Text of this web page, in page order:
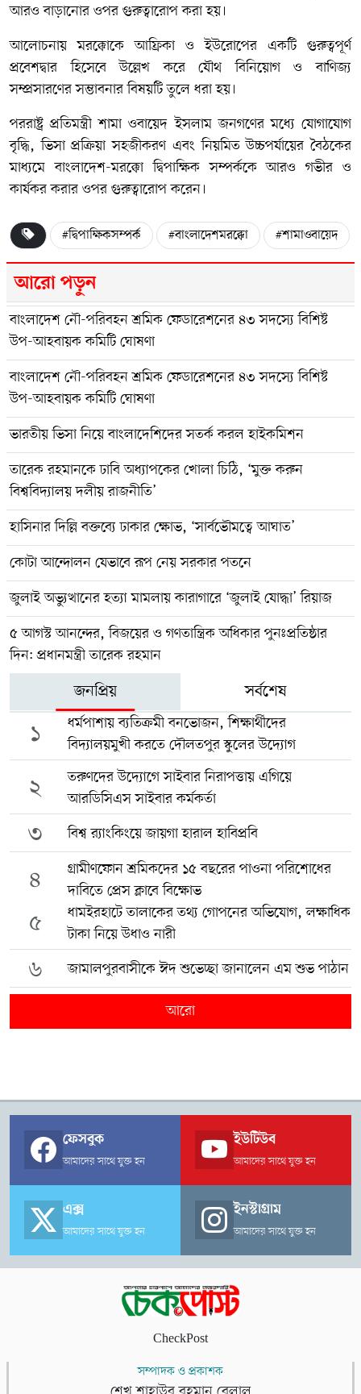
আরও বাড়ানোর ওপর গুরুত্বারোপ করা হয়।
আলোচনায় মরক্কোকে আফ্রিকা ও ইউরোপের একটি গুরুত্বপূর্ণ
প্রবেশদ্বার হিসেবে উল্লেখ করে যৌথ বিনিয়োগ ও বাণিজ্য
সম্প্রসারণের সম্ভাবনার বিষয়টি তুলে ধরা হয়।
পররাষ্ট্র প্রতিমন্ত্রী শামা ওবায়েদ ইসলাম জনগণের মধ্যে যোগাযোগ
বৃদ্ধি, ভিসা প্রক্রিয়া সহজীকরণ এবং নিয়মিত উচ্চপর্যায়ের বৈঠকের
মাধ্যমে বাংলাদেশ-মরক্কো দ্বিপাক্ষিক সম্পর্ককে আরও গভীর ও
কার্যকর করার ওপর গুরুত্বারোপ করেন।
#দ্বিপাক্ষিকসম্পর্ক #বাংলাদেশমরক্কো #শামাওবায়েদ
আরো পড়ুন
বাংলাদেশ নৌ-পরিবহন শ্রমিক ফেডারেশনের ৪৩ সদস্যে বিশিষ্ট
উপ-আহবায়ক কমিটি ঘোষণা
বাংলাদেশ নৌ-পরিবহন শ্রমিক ফেডারেশনের ৪৩ সদস্যে বিশিষ্ট
উপ-আহবায়ক কমিটি ঘোষণা
ভারতীয় ভিসা নিয়ে বাংলাদেশিদের সতর্ক করল হাইকমিশন
তারেক রহমানকে ঢাবি অধ্যাপকের খোলা চিঠি, ‘মুক্ত করুন
বিশ্ববিদ্যালয় দলীয় রাজনীতি’
হাসিনার দিল্লি বক্তব্যে ঢাকার ক্ষোভ, ‘সার্বভৌমত্বে আঘাত’
কোটা আন্দোলন যেভাবে রূপ নেয় সরকার পতনে
জুলাই অভ্যুত্থানের হত্যা মামলায় কারাগারে ‘জুলাই যোদ্ধা’ রিয়াজ
৫ আগস্ট আনন্দের, বিজয়ের ও গণতান্ত্রিক অধিকার পুনঃপ্রতিষ্ঠার
দিন: প্রধানমন্ত্রী তারেক রহমান
জনপ্রিয় সর্বশেষ
১
ধর্মপাশায় ব্যতিক্রমী বনভোজন, শিক্ষার্থীদের
বিদ্যালয়মুখী করতে দৌলতপুর স্কুলের উদ্যোগ
২
তরুণদের উদ্যোগে সাইবার নিরাপত্তায় এগিয়ে
আরডিসিএস সাইবার কর্মকর্তা
৩ বিশ্ব র‍্যাংকিংয়ে জায়গা হারাল হাবিপ্রবি
৪
গ্রামীণফোন শ্রমিকদের ১৫ বছরের পাওনা পরিশোধের
দাবিতে প্রেস ক্লাবে বিক্ষোভ
৫
ধামইরহাটে তালাকের তথ্য গোপনের অভিযোগ, লক্ষাধিক
টাকা নিয়ে উধাও নারী
৬ জামালপুরবাসীকে ঈদ শুভেচ্ছা জানালেন এম শুভ পাঠান
আরো
ফেসবুক
আমাদের সাথে যুক্ত হন
ইউটিউব
আমাদের সাথে যুক্ত হন
এক্স
আমাদের সাথে যুক্ত হন
ইনস্টাগ্রাম
আমাদের সাথে যুক্ত হন
CheckPost
সম্পাদক ও প্রকাশক